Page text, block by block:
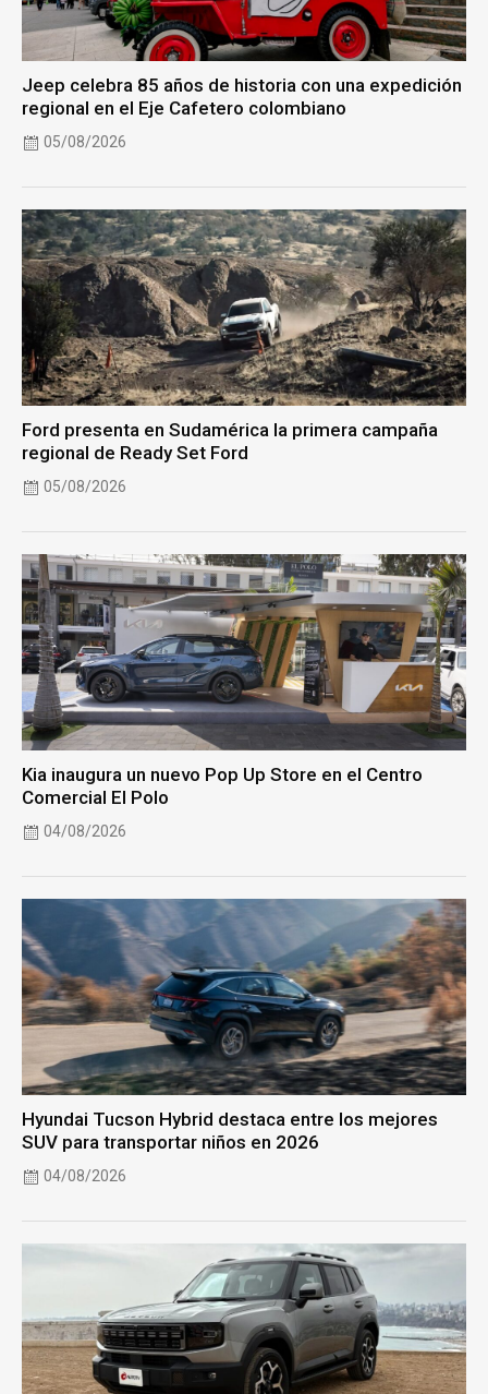
Jeep celebra 85 años de historia con una expedición
regional en el Eje Cafetero colombiano
05/08/2026
Ford presenta en Sudamérica la primera campaña
regional de Ready Set Ford
05/08/2026
Kia inaugura un nuevo Pop Up Store en el Centro
Comercial El Polo
04/08/2026
Hyundai Tucson Hybrid destaca entre los mejores
SUV para transportar niños en 2026
04/08/2026